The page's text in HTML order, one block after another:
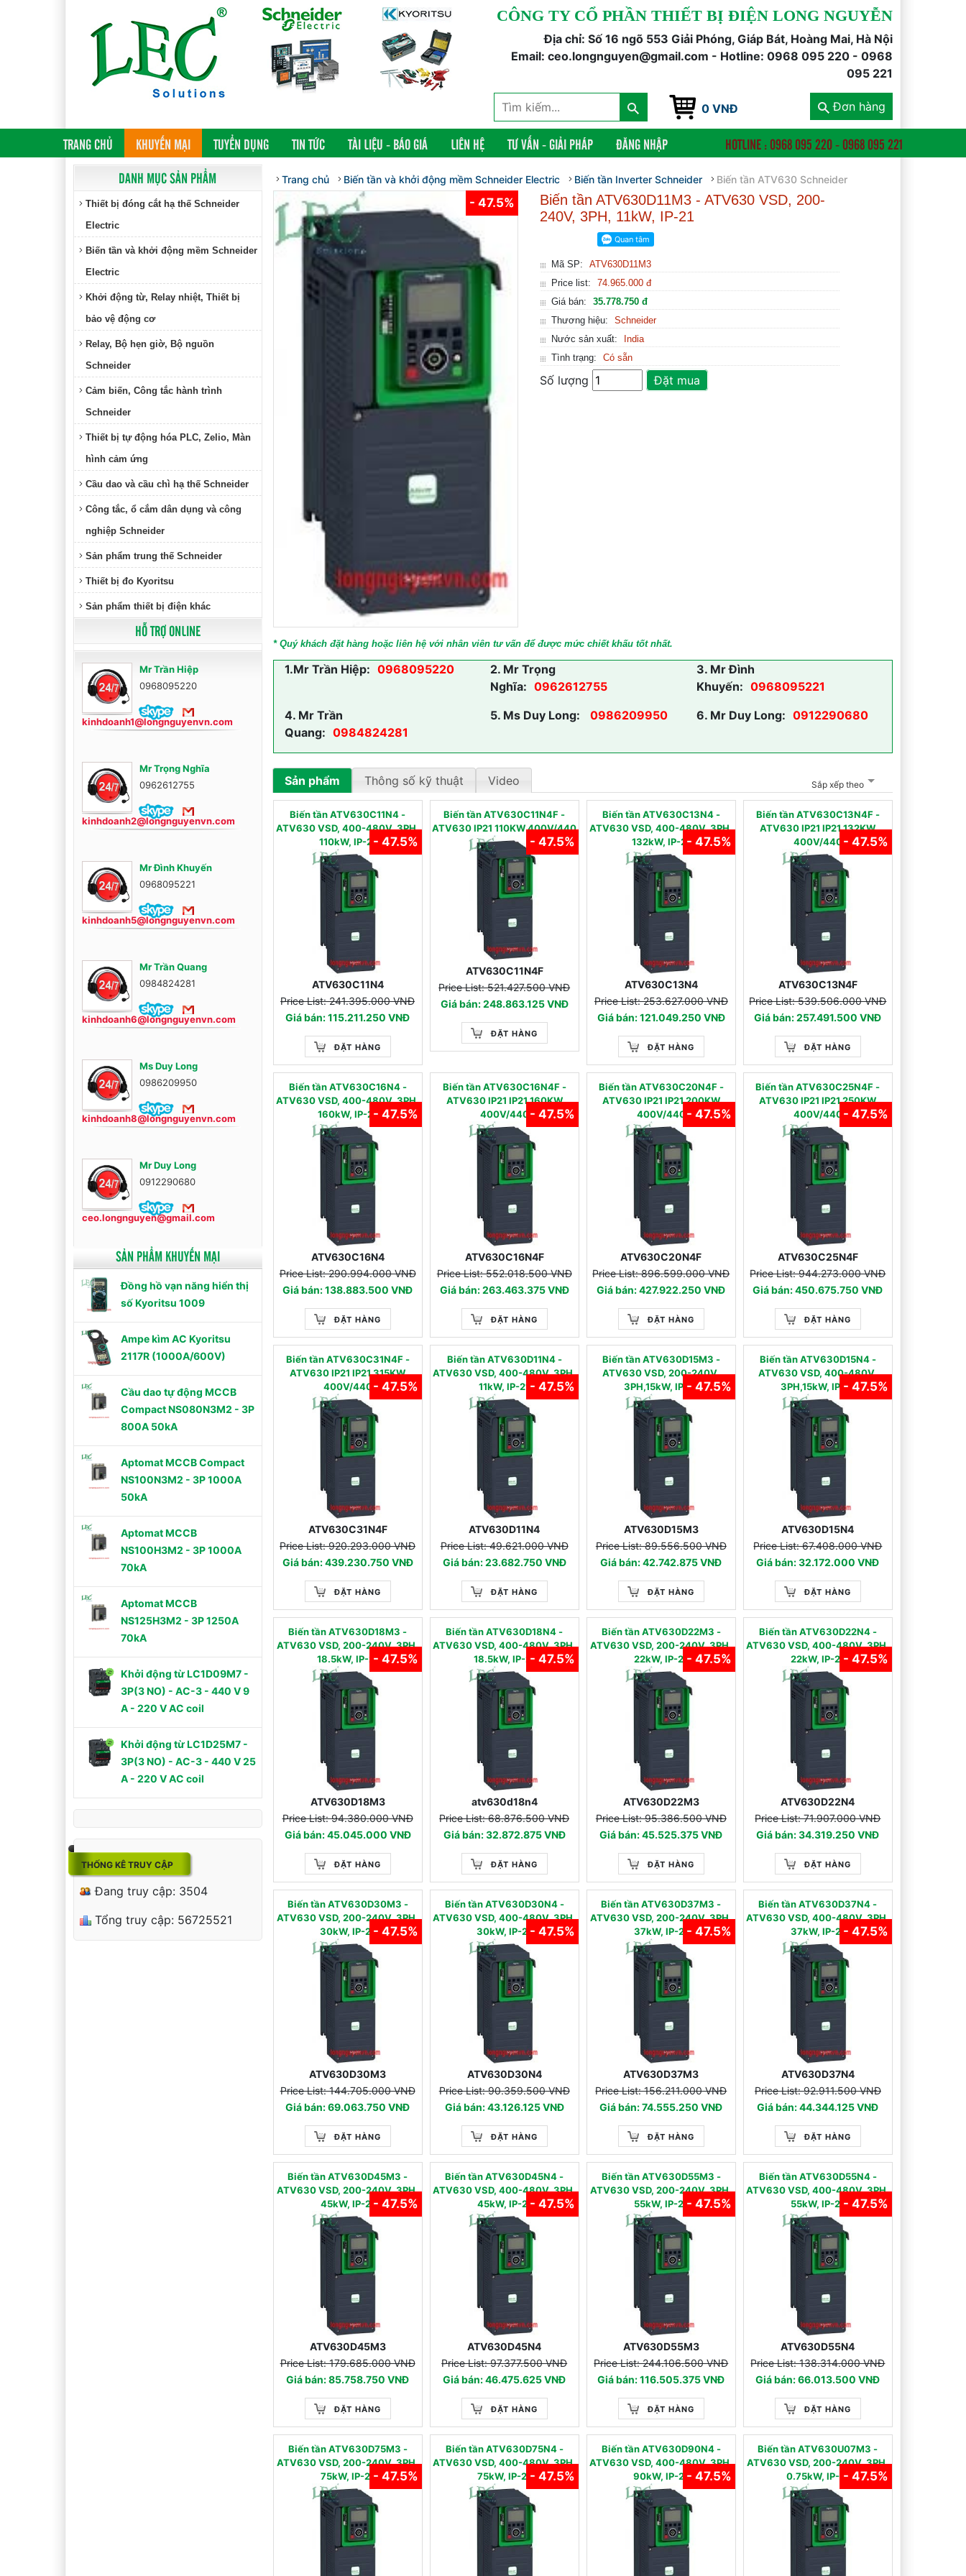
CÔNG TY CỔ PHẦN THIẾT BỊ ĐIỆN LONG NGUYỄN
Địa chỉ: Số 16 ngõ 553 Giải Phóng, Giáp Bát, Hoàng Mai, Hà Nội
Email: ceo.longnguyen@gmail.com - Hotline: 0968 095 220 - 0968
095 221
0 VNĐ Đơn hàng
TRANG CHỦ (CURRENT)
KHUYẾN MẠI TUYỂN DỤNG TIN TỨC TÀI LIỆU - BÁO GIÁ LIÊN HỆ TƯ VẤN - GIẢI PHÁP ĐĂNG NHẬP
HOTLINE : 0968 095 220 - 0968 095 221
DANH MỤC SẢN PHẨM
Thiết bị đóng cắt hạ thế Schneider
Electric
Biến tần và khởi động mềm Schneider
Electric
Khởi động từ, Relay nhiệt, Thiết bị
bảo vệ động cơ
Relay, Bộ hẹn giờ, Bộ nguồn
Schneider
Cảm biến, Công tắc hành trình
Schneider
Thiết bị tự động hóa PLC, Zelio, Màn
hình cảm ứng
Cầu dao và cầu chì hạ thế Schneider
Công tắc, ổ cắm dân dụng và công
nghiệp Schneider
Sản phẩm trung thế Schneider
Thiết bị đo Kyoritsu
Sản phẩm thiết bị điện khác
HỖ TRỢ ONLINE
Mr Trần Hiệp
0968095220
kinhdoanh1@longnguyenvn.com
Mr Trọng Nghĩa
0962612755
kinhdoanh2@longnguyenvn.com
Mr Đình Khuyến
0968095221
kinhdoanh5@longnguyenvn.com
Mr Trần Quang
0984824281
kinhdoanh6@longnguyenvn.com
Ms Duy Long
0986209950
kinhdoanh8@longnguyenvn.com
Mr Duy Long
0912290680
ceo.longnguyen@gmail.com
SẢN PHẨM KHUYẾN MẠI
Đồng hồ vạn năng hiển thị
số Kyoritsu 1009
Ampe kìm AC Kyoritsu
2117R (1000A/600V)
Cầu dao tự động MCCB
Compact NS080N3M2 - 3P
800A 50kA
Aptomat MCCB Compact
NS100N3M2 - 3P 1000A
50kA
Aptomat MCCB
NS100H3M2 - 3P 1000A
70kA
Aptomat MCCB
NS125H3M2 - 3P 1250A
70kA
Khởi động từ LC1D09M7 -
3P(3 NO) - AC-3 - 440 V 9
A - 220 V AC coil
Khởi động từ LC1D25M7 -
3P(3 NO) - AC-3 - 440 V 25
A - 220 V AC coil
THỐNG KÊ TRUY CẬP
Đang truy cập: 3504
Tổng truy cập: 56725521
Trang chủ Biến tần và khởi động mềm Schneider Electric Biến tần Inverter Schneider Biến tần ATV630 Schneider
- 47.5%
Biến tần ATV630D11M3 - ATV630 VSD, 200-
240V, 3PH, 11kW, IP-21
Mã SP:
ATV630D11M3
Price list:
74.965.000 đ
Giá bán:
35.778.750 đ
Thương hiệu:
Schneider
Nước sản xuất:
India
Tình trạng:
Có sẵn
Số lượng Đặt mua
* Quý khách đặt hàng hoặc liên hệ với nhân viên tư vấn để được mức chiết khấu tốt nhất.
1.Mr Trần Hiệp: 0968095220 2. Mr Trọng
Nghĩa: 0962612755
3. Mr Đình
Khuyến: 0968095221
4.Mr Trần
Quang: 0984824281
5. Ms Duy Long: 0986209950 6. Mr Duy Long: 0912290680
Sản phẩm Thông số kỹ thuật Video Sắp xếp theo
Biến tần ATV630C11N4 -
ATV630 VSD, 400-480V, 3PH,
110kW, IP-21
ATV630C11N4
Price List: 241.395.000 VNĐ
Giá bán: 115.211.250 VNĐ
ĐẶT HÀNG
- 47.5%
Biến tần ATV630C11N4F -
ATV630 IP21 110KW 400V/440
ATV630C11N4F
Price List: 521.427.500 VNĐ
Giá bán: 248.863.125 VNĐ
ĐẶT HÀNG
- 47.5%
Biến tần ATV630C13N4 -
ATV630 VSD, 400-480V, 3PH,
132kW, IP-21
ATV630C13N4
Price List: 253.627.000 VNĐ
Giá bán: 121.049.250 VNĐ
ĐẶT HÀNG
- 47.5%
Biến tần ATV630C13N4F -
ATV630 IP21 IP21 132KW
400V/440
ATV630C13N4F
Price List: 539.506.000 VNĐ
Giá bán: 257.491.500 VNĐ
ĐẶT HÀNG
- 47.5%
Biến tần ATV630C16N4 -
ATV630 VSD, 400-480V, 3PH,
160kW, IP-21
ATV630C16N4
Price List: 290.994.000 VNĐ
Giá bán: 138.883.500 VNĐ
ĐẶT HÀNG
- 47.5%
Biến tần ATV630C16N4F -
ATV630 IP21 IP21 160KW
400V/440
ATV630C16N4F
Price List: 552.018.500 VNĐ
Giá bán: 263.463.375 VNĐ
ĐẶT HÀNG
- 47.5%
Biến tần ATV630C20N4F -
ATV630 IP21 IP21 200KW
400V/440
ATV630C20N4F
Price List: 896.599.000 VNĐ
Giá bán: 427.922.250 VNĐ
ĐẶT HÀNG
- 47.5%
Biến tần ATV630C25N4F -
ATV630 IP21 IP21 250KW
400V/440
ATV630C25N4F
Price List: 944.273.000 VNĐ
Giá bán: 450.675.750 VNĐ
ĐẶT HÀNG
- 47.5%
Biến tần ATV630C31N4F -
ATV630 IP21 IP21 315KW
400V/440
ATV630C31N4F
Price List: 920.293.000 VNĐ
Giá bán: 439.230.750 VNĐ
ĐẶT HÀNG
- 47.5%
Biến tần ATV630D11N4 -
ATV630 VSD, 400-480V, 3PH,
11kW, IP-21
ATV630D11N4
Price List: 49.621.000 VNĐ
Giá bán: 23.682.750 VNĐ
ĐẶT HÀNG
- 47.5%
Biến tần ATV630D15M3 -
ATV630 VSD, 200-240V,
3PH,15kW, IP-21
ATV630D15M3
Price List: 89.556.500 VNĐ
Giá bán: 42.742.875 VNĐ
ĐẶT HÀNG
- 47.5%
Biến tần ATV630D15N4 -
ATV630 VSD, 400-480V,
3PH,15kW, IP-21
ATV630D15N4
Price List: 67.408.000 VNĐ
Giá bán: 32.172.000 VNĐ
ĐẶT HÀNG
- 47.5%
Biến tần ATV630D18M3 -
ATV630 VSD, 200-240V, 3PH,
18.5kW, IP-21
ATV630D18M3
Price List: 94.380.000 VNĐ
Giá bán: 45.045.000 VNĐ
ĐẶT HÀNG
- 47.5%
Biến tần ATV630D18N4 -
ATV630 VSD, 400-480V, 3PH,
18.5kW, IP-21
atv630d18n4
Price List: 68.876.500 VNĐ
Giá bán: 32.872.875 VNĐ
ĐẶT HÀNG
- 47.5%
Biến tần ATV630D22M3 -
ATV630 VSD, 200-240V, 3PH,
22kW, IP-21
ATV630D22M3
Price List: 95.386.500 VNĐ
Giá bán: 45.525.375 VNĐ
ĐẶT HÀNG
- 47.5%
Biến tần ATV630D22N4 -
ATV630 VSD, 400-480V, 3PH,
22kW, IP-21
ATV630D22N4
Price List: 71.907.000 VNĐ
Giá bán: 34.319.250 VNĐ
ĐẶT HÀNG
- 47.5%
Biến tần ATV630D30M3 -
ATV630 VSD, 200-240V, 3PH,
30kW, IP-21
ATV630D30M3
Price List: 144.705.000 VNĐ
Giá bán: 69.063.750 VNĐ
ĐẶT HÀNG
- 47.5%
Biến tần ATV630D30N4 -
ATV630 VSD, 400-480V, 3PH,
30kW, IP-21
ATV630D30N4
Price List: 90.359.500 VNĐ
Giá bán: 43.126.125 VNĐ
ĐẶT HÀNG
- 47.5%
Biến tần ATV630D37M3 -
ATV630 VSD, 200-240V, 3PH,
37kW, IP-21
ATV630D37M3
Price List: 156.211.000 VNĐ
Giá bán: 74.555.250 VNĐ
ĐẶT HÀNG
- 47.5%
Biến tần ATV630D37N4 -
ATV630 VSD, 400-480V, 3PH,
37kW, IP-21
ATV630D37N4
Price List: 92.911.500 VNĐ
Giá bán: 44.344.125 VNĐ
ĐẶT HÀNG
- 47.5%
Biến tần ATV630D45M3 -
ATV630 VSD, 200-240V, 3PH,
45kW, IP-21
ATV630D45M3
Price List: 179.685.000 VNĐ
Giá bán: 85.758.750 VNĐ
ĐẶT HÀNG
- 47.5%
Biến tần ATV630D45N4 -
ATV630 VSD, 400-480V, 3PH,
45kW, IP-21
ATV630D45N4
Price List: 97.377.500 VNĐ
Giá bán: 46.475.625 VNĐ
ĐẶT HÀNG
- 47.5%
Biến tần ATV630D55M3 -
ATV630 VSD, 200-240V, 3PH,
55kW, IP-21
ATV630D55M3
Price List: 244.106.500 VNĐ
Giá bán: 116.505.375 VNĐ
ĐẶT HÀNG
- 47.5%
Biến tần ATV630D55N4 -
ATV630 VSD, 400-480V, 3PH,
55kW, IP-21
ATV630D55N4
Price List: 138.314.000 VNĐ
Giá bán: 66.013.500 VNĐ
ĐẶT HÀNG
- 47.5%
Biến tần ATV630D75M3 -
ATV630 VSD, 200-240V, 3PH,
75kW, IP-21- 47.5%
Biến tần ATV630D75N4 -
ATV630 VSD, 400-480V, 3PH,
75kW, IP-21- 47.5%
Biến tần ATV630D90N4 -
ATV630 VSD, 400-480V, 3PH,
90kW, IP-21- 47.5%
Biến tần ATV630U07M3 -
ATV630 VSD, 200-240V, 3PH,
0.75kW, IP-21- 47.5%